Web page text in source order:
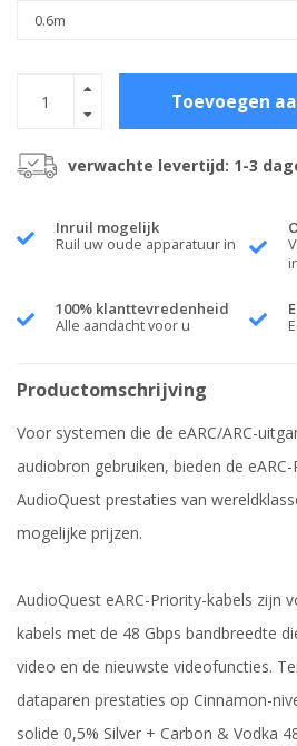
Toevoegen
verwachte levertijd: 1-3
Inruil mogelijk
Ruil uw oude apparatuur in
100% klanttevredenheid
Alle aandacht voor u
Productomschrijving
Voor systemen die de eARC/ARC-
audiobron gebruiken, bieden de
AudioQuest prestaties van
mogelijke prijzen.
AudioQuest eARC-Priority-kabels zijn
kabels met de 48 Gbps bandbreedte
video en de nieuwste videofuncties.
dataparen prestaties op Cinnamon-
solide 0,5% Silver + Carbon & Vodka